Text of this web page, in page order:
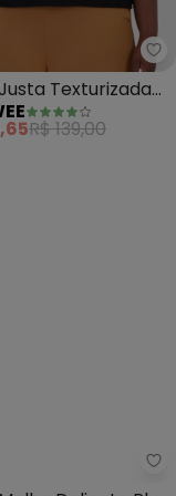
Ampla Tropical
Texturizada
R$ 139,00